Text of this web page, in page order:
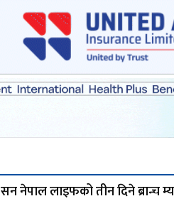
सन नेपाल लाइफको तीन दिने ब्रान्च